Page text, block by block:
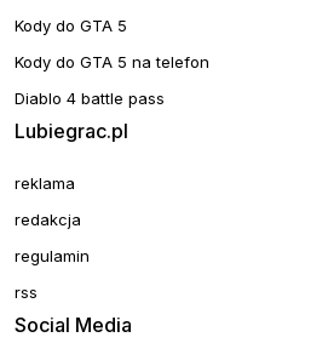
Kody do GTA 5
Kody do GTA 5 na telefon
Diablo 4 battle pass
Lubiegrac.pl
reklama
redakcja
regulamin
rss
Social Media